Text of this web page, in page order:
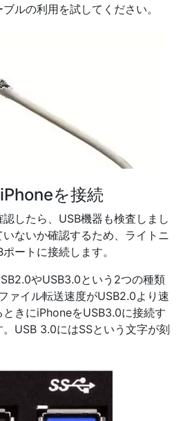
ルの利用を試してください。
を接続
したら、USB機器も検査しまし
ないか確認するため、ライトニ
ートに接続します。
やUSB3.0という2つの種類
ァイル転送速度がUSB2.0より速
きにiPhoneをUSB3.0に接続す
USB 3.0にはSSという文字が刻